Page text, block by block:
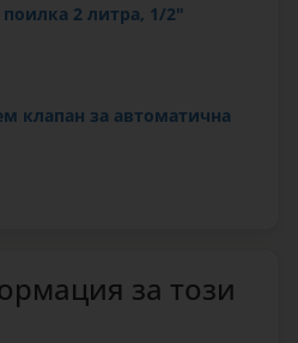
поилка 2 литра, 1/2"
клапан за автоматична
за този